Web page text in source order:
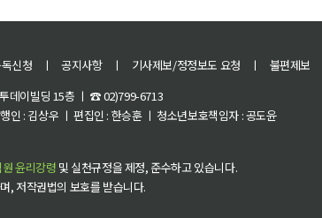
신청 ㅣ 공지사항 ㅣ 기사제보/정정보도 요청 ㅣ 불편제보
데이빌딩 15층 ㅣ ☎ 02)799-6713
인 : 김상우 ㅣ 편집인 : 한승훈 ㅣ 청소년보호책임자 : 공도윤
원 윤리강령 및 실천규정을 제정, 준수하고 있습니다.
, 저작권법의 보호를 받습니다.